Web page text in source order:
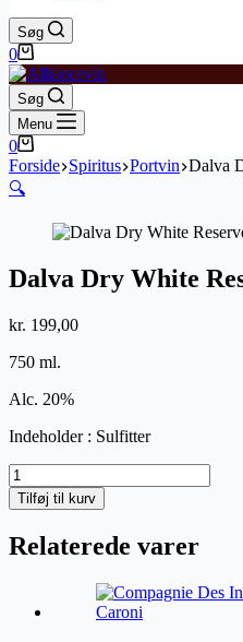
Søg
Indkøbskurv
0
Søg
Menu
Indkøbskurv
0
Forside Spiritus Portvin Dalva
🔍
Dalva Dry White
kr. 199,00
750 ml.
Alc. 20%
Indeholder : Sulfitter
Dalva
Dry
White
Port
Tilføj til kurv
Relaterede varer